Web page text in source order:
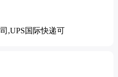
,UPS国际快递可